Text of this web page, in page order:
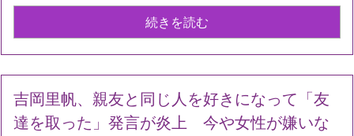
続きを読む
吉岡里帆、親友と同じ人を好きになって「友
達を取った」発言が炎上 今や女性が嫌いな